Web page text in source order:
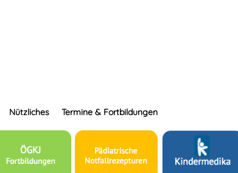
Nützliches Termine & Fortbildungen